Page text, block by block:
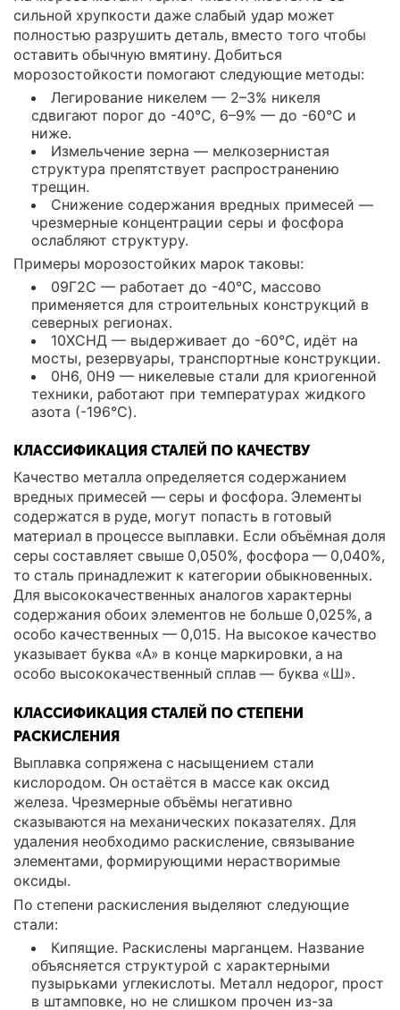
сильной хрупкости даже слабый удар может
полностью разрушить деталь, вместо того чтобы
оставить обычную вмятину. Добиться
морозостойкости помогают следующие методы:
Легирование никелем — 2–3% никеля
сдвигают порог до -40°C, 6–9% — до -60°C и
ниже.
Измельчение зерна — мелкозернистая
структура препятствует распространению
трещин.
Снижение содержания вредных примесей —
чрезмерные концентрации серы и фосфора
ослабляют структуру.
Примеры морозостойких марок таковы:
09Г2С — работает до -40°C, массово
применяется для строительных конструкций в
северных регионах.
10ХСНД — выдерживает до -60°C, идёт на
мосты, резервуары, транспортные конструкции.
0Н6, 0Н9 — никелевые стали для криогенной
техники, работают при температурах жидкого
азота (-196°C).
КЛАССИФИКАЦИЯ СТАЛЕЙ ПО КАЧЕСТВУ
Качество металла определяется содержанием
вредных примесей — серы и фосфора. Элементы
содержатся в руде, могут попасть в готовый
материал в процессе выплавки. Если объёмная доля
серы составляет свыше 0,050%, фосфора — 0,040%,
то сталь принадлежит к категории обыкновенных.
Для высококачественных аналогов характерны
содержания обоих элементов не больше 0,025%, а
особо качественных — 0,015. На высокое качество
указывает буква «А» в конце маркировки, а на
особо высококачественный сплав — буква «Ш».
КЛАССИФИКАЦИЯ СТАЛЕЙ ПО СТЕПЕНИ
РАСКИСЛЕНИЯ
Выплавка сопряжена с насыщением стали
кислородом. Он остаётся в массе как оксид
железа. Чрезмерные объёмы негативно
сказываются на механических показателях. Для
удаления необходимо раскисление, связывание
элементами, формирующими нерастворимые
оксиды.
По степени раскисления выделяют следующие
стали:
Кипящие. Раскислены марганцем. Название
объясняется структурой с характерными
пузырьками углекислоты. Металл недорог, прост
в штамповке, но не слишком прочен из-за